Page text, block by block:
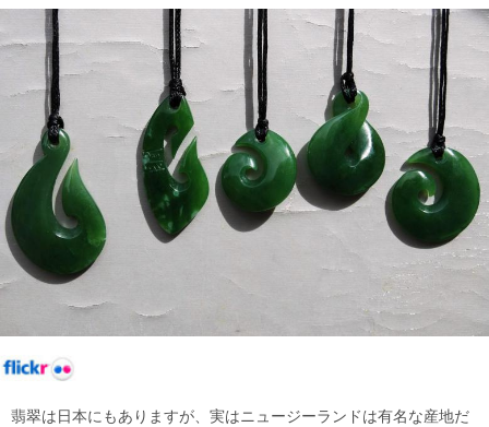
翡翠は日本にもありますが、実はニュージーランドは有名な産地だ